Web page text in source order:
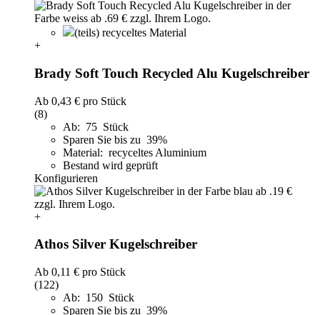
(teils) recyceltes Material
+
Brady Soft Touch Recycled Alu Kugelschreiber
Ab 0,43 € pro Stück
(8)
Ab: 75 Stück
Sparen Sie bis zu 39%
Material: recyceltes Aluminium
Bestand wird geprüft
Konfigurieren
+
Athos Silver Kugelschreiber
Ab 0,11 € pro Stück
(122)
Ab: 150 Stück
Sparen Sie bis zu 39%